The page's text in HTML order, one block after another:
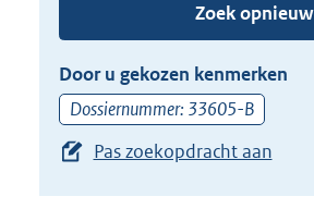
(dossier)nummer
in
of
de
pijl
beneden
toets
Zoek opnieuw
Door u gekozen kenmerken
Dossiernummer: 33605-B
Pas zoekopdracht aan